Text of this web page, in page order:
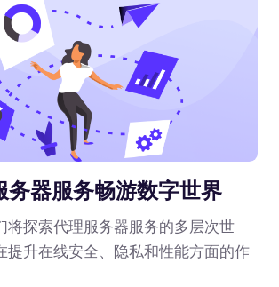
务器服务畅游数字世界
将探索代理服务器服务的多层次世
提升在线安全、隐私和性能方面的作